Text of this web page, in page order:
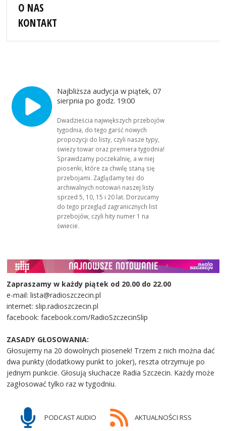
O NAS
KONTAKT
Najbliższa audycja w piątek, 07
sierpnia po godz. 19:00
Dwadzieścia największych przebojów
tygodnia, do tego garść nowych
propozycji do listy, czyli nasze typy,
świeży towar oraz premiera tygodnia!
Sprawdzamy poczekalnię, a w niej
piosenki, które za chwilę staną się
przebojami. Zaglądamy też do
archiwalnych notowań naszej listy
sprzed 5, 10, 15 i 20 lat. Dorzucamy
do tego przegląd zagranicznych list
przebojów, czyli hity numer 1 na
świecie.
Zapraszamy w każdy piątek od 20.00 do 22.00
e-mail: lista@radioszczecin.pl
internet: slip.radioszczecin.pl
facebook: facebook.com/RadioSzczecinSlip
ZASADY GŁOSOWANIA:
Głosujemy na 20 dowolnych piosenek! Trzem z nich można dać
dwa punkty (dodatkowy punkt to joker), reszta otrzymuje po
jednym punkcie. Głosują słuchacze Radia Szczecin. Każdy może
zagłosować tylko raz w tygodniu.
PODCAST AUDIO AKTUALNOŚCI RSS